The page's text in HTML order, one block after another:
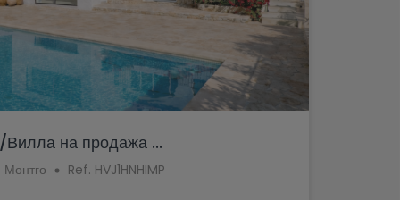
на продажа ...
Ref. HVJ1HNHIMP